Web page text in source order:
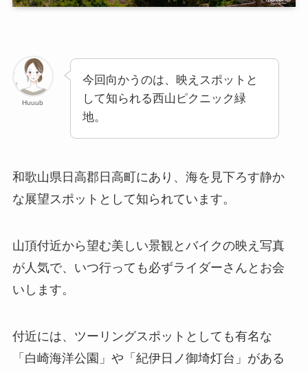
Huuub
今回向かうのは、映えスポットと
して知られる西山ピクニック緑
地。
和歌山県日高郡日高町にあり、海を見下ろす静か
な展望スポットとして知られています。
山頂付近から望む美しい景観とバイクの映え写真
が人気で、いつ行っても必ずライダーさんとお会
いします。
付近には、ツーリングスポットとしても有名な
「白崎海洋公園」や「紀伊日ノ御埼灯台」がある